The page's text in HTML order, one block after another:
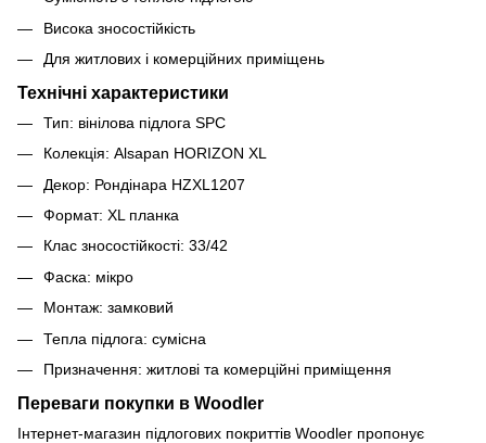
Висока зносостійкість
Для житлових і комерційних приміщень
Технічні характеристики
Тип: вінілова підлога SPC
Колекція: Alsapan HORIZON XL
Декор: Рондінара HZXL1207
Формат: XL планка
Клас зносостійкості: 33/42
Фаска: мікро
Монтаж: замковий
Тепла підлога: сумісна
Призначення: житлові та комерційні приміщення
Переваги покупки в Woodler
Інтернет-магазин підлогових покриттів Woodler пропонує